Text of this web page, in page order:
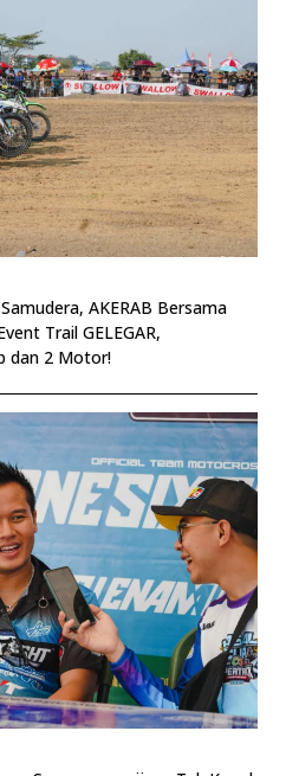
AKERAB Bersama
Trail GELEGAR,
dan 2 Motor!